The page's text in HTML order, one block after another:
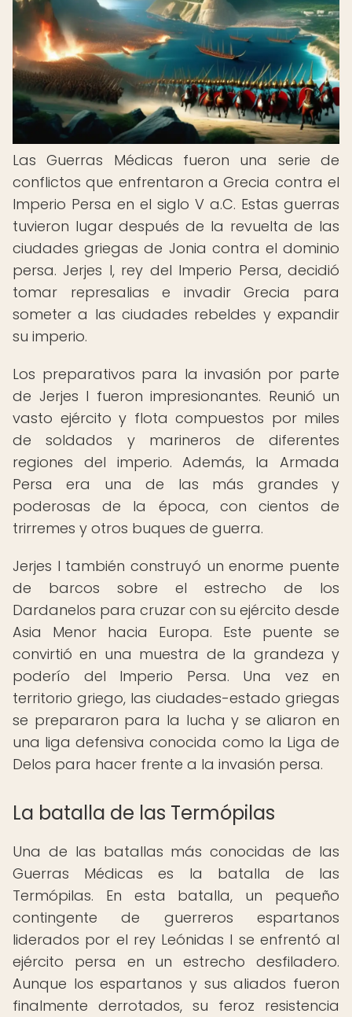
Las Guerras Médicas fueron una serie de
conflictos que enfrentaron a Grecia contra el
Imperio Persa en el siglo V a.C. Estas guerras
tuvieron lugar después de la revuelta de las
ciudades griegas de Jonia contra el dominio
persa. Jerjes I, rey del Imperio Persa, decidió
tomar represalias e invadir Grecia para
someter a las ciudades rebeldes y expandir
su imperio.
Los preparativos para la invasión por parte
de Jerjes I fueron impresionantes. Reunió un
vasto ejército y flota compuestos por miles
de soldados y marineros de diferentes
regiones del imperio. Además, la Armada
Persa era una de las más grandes y
poderosas de la época, con cientos de
trirremes y otros buques de guerra.
Jerjes I también construyó un enorme puente
de barcos sobre el estrecho de los
Dardanelos para cruzar con su ejército desde
Asia Menor hacia Europa. Este puente se
convirtió en una muestra de la grandeza y
poderío del Imperio Persa. Una vez en
territorio griego, las ciudades-estado griegas
se prepararon para la lucha y se aliaron en
una liga defensiva conocida como la Liga de
Delos para hacer frente a la invasión persa.
La batalla de las Termópilas
Una de las batallas más conocidas de las
Guerras Médicas es la batalla de las
Termópilas. En esta batalla, un pequeño
contingente de guerreros espartanos
liderados por el rey Leónidas I se enfrentó al
ejército persa en un estrecho desfiladero.
Aunque los espartanos y sus aliados fueron
finalmente derrotados, su feroz resistencia